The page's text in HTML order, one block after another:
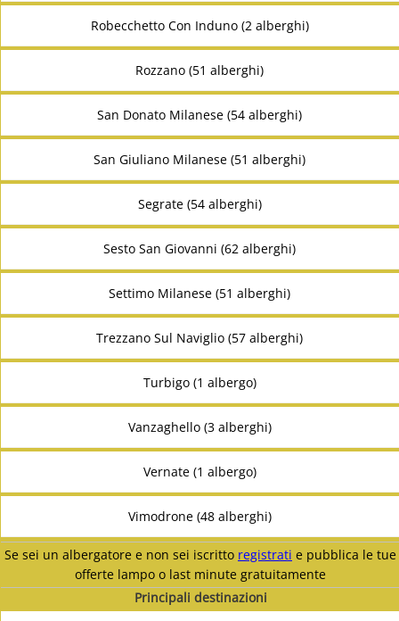
Robecchetto Con Induno (2 alberghi)
Rozzano (51 alberghi)
San Donato Milanese (54 alberghi)
San Giuliano Milanese (51 alberghi)
Segrate (54 alberghi)
Sesto San Giovanni (62 alberghi)
Settimo Milanese (51 alberghi)
Trezzano Sul Naviglio (57 alberghi)
Turbigo (1 albergo)
Vanzaghello (3 alberghi)
Vernate (1 albergo)
Vimodrone (48 alberghi)
Se sei un albergatore e non sei iscritto registrati e pubblica le tue
offerte lampo o last minute gratuitamente
Principali destinazioni